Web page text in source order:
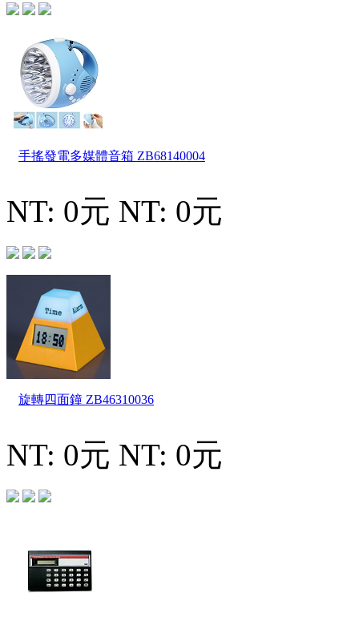
手搖發電多媒體音箱 ZB68140004
NT: 0元 NT: 0元
旋轉四面鐘 ZB46310036
NT: 0元 NT: 0元